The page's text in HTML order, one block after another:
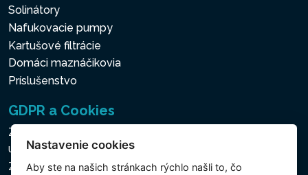
Solinátory
Nafukovacie pumpy
Kartušové filtrácie
Domáci maznáčikovia
Príslušenstvo
GDPR a Cookies
Zásady ochrany osobných a ďalších spracovávaných
údajov
Zásady používania súborov cookies
Nastavenie cookies
Aby ste na našich stránkach rýchlo našli to, čo